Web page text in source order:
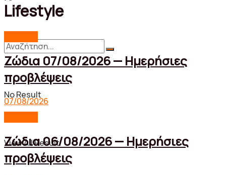
No Result
View All Result
Lifestyle
Ζώδια 07/08/2026 — Ημερήσιες
προβλέψεις
07/08/2026
Ζώδια 06/08/2026 — Ημερήσιες
προβλέψεις